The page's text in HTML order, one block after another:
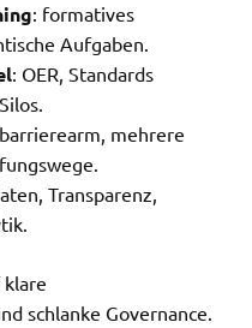
: formatives
Aufgaben.
: OER, Standards
mehrere
Transparenz,
schlanke Governance.